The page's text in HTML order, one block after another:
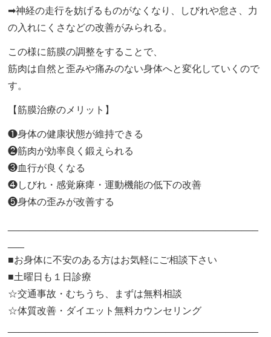
➡神経の走行を妨げるものがなくなり、しびれや怠さ、力
の入れにくさなどの改善がみられる。
この様に筋膜の調整をすることで、
筋肉は自然と歪みや痛みのない身体へと変化していくので
す。
【筋膜治療のメリット】
❶身体の健康状態が維持できる
❷筋肉が効率良く鍛えられる
❸血行が良くなる
❹しびれ・感覚麻痺・運動機能の低下の改善
❺身体の歪みが改善する
■お身体に不安のある方はお気軽にご相談下さい
■土曜日も１日診療
☆交通事故・むちうち、まずは無料相談
☆体質改善・ダイエット無料カウンセリング